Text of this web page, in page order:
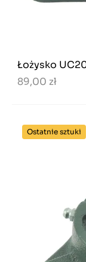
Łożysko
89,00 zł
Ostatnie sztuki